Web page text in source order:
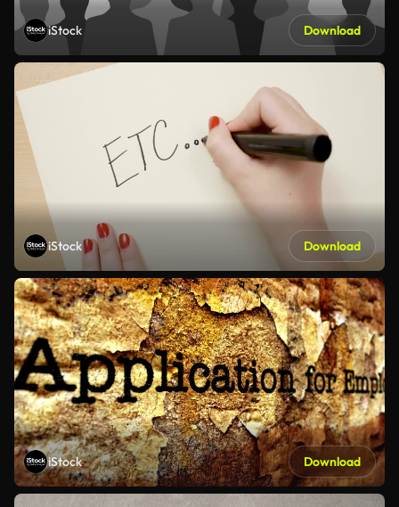
iStock Download
iStock Download
iStock Download